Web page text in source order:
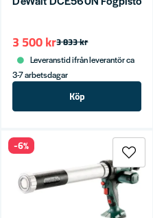
3 833 kr
3 500 kr
Leveranstid ifrån leverantör ca
3-7 arbetsdagar
Köp
-6%